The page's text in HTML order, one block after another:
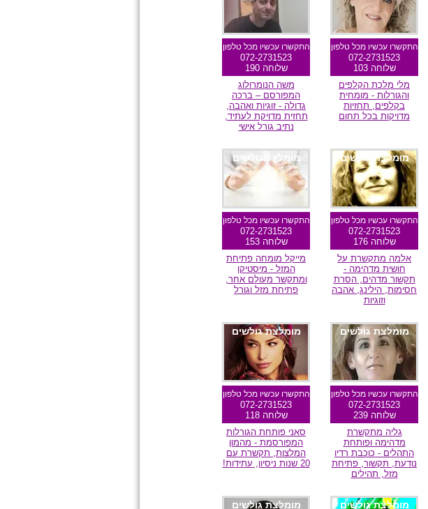
התקשרו עכשיו מכל טלפון
072-2731523
שלוחה 103
מלי מלכת הקלפים
והגורלות - מומחית
בקלפים, תחזיות
מדויקות בכל תחום
התקשרו עכשיו מכל טלפון
072-2731523
שלוחה 190
משה הנומרולוג
המפורסם – ברכה
גדולה - זוגיות ואהבה,
תחזית מדויקת לעתיד,
נתיב גורל אישי
מומלצת גולשים
התקשרו עכשיו מכל טלפון
072-2731523
שלוחה 176
אלמה מתקשרת על
חושית מדהימה -
תקשור מדהים, הסרת
חסימות, הילינג, אהבה
וזוגיות
מומלץ הגולשים
התקשרו עכשיו מכל טלפון
072-2731523
שלוחה 153
מייקל מומחה פתיחת
המזל - מיסטיקן
ומתקשר מעולם אחר,
פתיחת מזל וגורל
מומלצת גולשים
התקשרו עכשיו מכל טלפון
072-2731523
שלוחה 239
גליה מתקשרת
מדהימה ופותחת
התהלים - כוכבת רדיו
נודעת, תקשור, פתיחת
מזל, תהילים
מומלצת גולשים
התקשרו עכשיו מכל טלפון
072-2731523
שלוחה 118
סאני פותחת הגורלות
המפורסמת - מהמון
המלצות, תקשרת עם
20 שנות ניסיון, עתידות!
מומלצת גולשים מומלצת גולשים